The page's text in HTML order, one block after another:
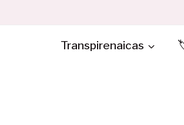
Transpirenaicas